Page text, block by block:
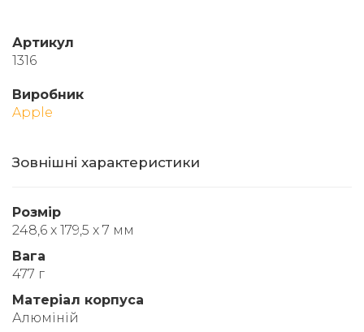
Артикул
1316
Виробник
Apple
Зовнішні характеристики
Розмір
248,6 x 179,5 x 7 мм
Вага
477 г
Матеріал корпуса
Алюміній